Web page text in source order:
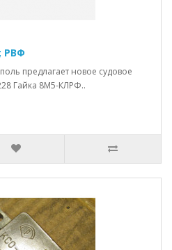
РВФ
предлагает новое судовое
Гайка 8М5-КЛРФ..